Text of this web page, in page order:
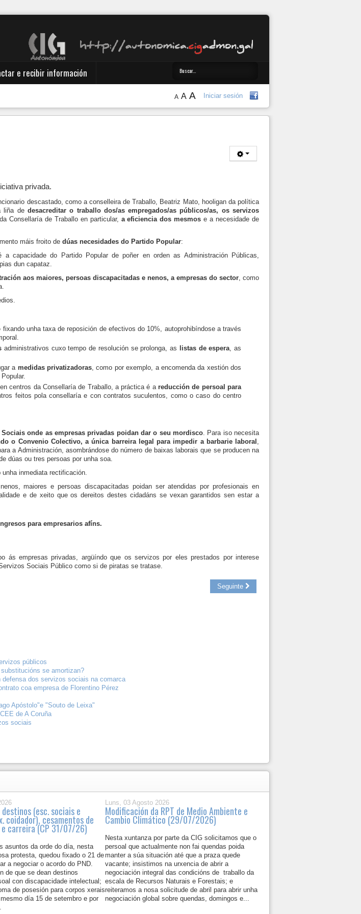
e recibir información
Iniciar sesión
A A A
privada.
descastado, como a conselleira de Traballo, Beatriz Mato, hooligan da política
liña de desacreditar o traballo dos/as empregados/as públicos/as, os servizos
Consellaría de Traballo en particular, a eficiencia dos mesmos e a necesidade de
máis froito de dúas necesidades do Partido Popular:
capacidade do Partido Popular de poñer en orden as Administración Públicas,
dun capataz.
aos maiores, persoas discapacitadas e nenos, a empresas do sector, como
fixando unha taxa de reposición de efectivos do 10%, autoprohibíndose a través
administrativos cuxo tempo de resolución se prolonga, as listas de espera, as
a medidas privatizadoras, como por exemplo, a encomenda da xestión dos
centros da Consellaría de Traballo, a práctica é areducción de persoal para
feitos pola consellaría e con contratos suculentos, como o caso do centro
onde as empresas privadas poidan dar o seu mordisco. Para iso necesita
o Convenio Colectivo, a única barreira legal para impedir a barbarie laboral ,
a Administración, asombrándose do número de baixas laborais que se producen na
dúas ou tres persoas por unha soa.
inmediata rectificación.
maiores e persoas discapacitadas poidan ser atendidas por profesionais en
e de xeito que os dereitos destes cidadáns se vexan garantidos sen estar a
para empresarios afíns.
ás empresas privadas, argüíndo que os servizos por eles prestados por interese
Sociais Público como si de piratas se tratase.
Seguinte
públicos
se amortizan?
defensa dos servizos sociais na comarca
coa empresa de Florentino Pérez
Apóstolo"e "Souto de Leixa"
de A Coruña
sociais
(esc. sociais e
coidador), cesamentos de
carreira (CP 31/07/26)
asuntos da orde do día, nesta
protesta, quedou fixado o 21 de
a negociar o acordo do PND.
de que se dean destinos
con discapacidade intelectual;
de posesión para corpos xerais
día 15 de setembro e por
Luns, 03 Agosto 2026
Modificación da RPT de Medio Ambiente e
Cambio Climático (29/07/2026)
Nesta xuntanza por parte da CIG solicitamos que o
persoal que actualmente non fai quendas poida
manter a súa situación até que a praza quede
vacante; insistimos na urxencia de abrir a
negociación integral das condicións de traballo da
escala de Recursos Naturais e Forestais; e
reiteramos a nosa solicitude de abril para abrir unha
negociación global sobre quendas, domingos e...